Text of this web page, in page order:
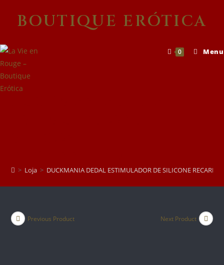
BOUTIQUE ERÓTICA
0 Menu
> Loja > DUCKMANIA DEDAL ESTIMULADOR DE SILICONE
Previous Product Next Product